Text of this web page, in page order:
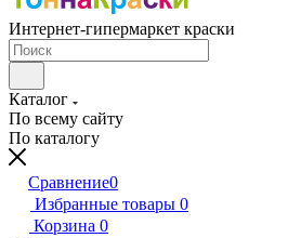
Интернет-гипермаркет краски
Каталог
По всему сайту
По каталогу
Сравнение0
Избранные товары 0
Корзина 0